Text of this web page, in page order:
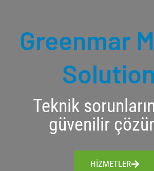
Greenmar
Teknik
güvenilir
HİZMETLER